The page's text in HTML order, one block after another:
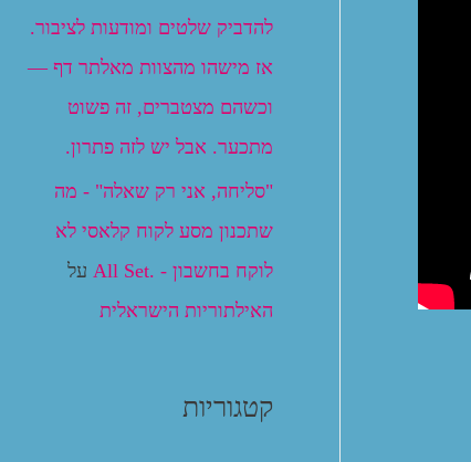
להדביק שלטים ומודעות לציבור.
אז מישהו מהצוות מאלתר דף —
וכשהם מצטברים, זה פשוט
מתכער. אבל יש לזה פתרון.
"סליחה, אני רק שאלה" - מה
שתכנון מסע לקוח קלאסי לא
לוקח בחשבון - .All Set
על
האילתוריות הישראלית
קטגוריות